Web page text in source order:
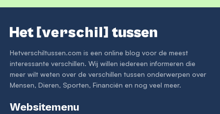
Hetverschiltussen.com is een online blog voor de meest
interessante verschillen. Wij willen iedereen informeren die
meer wilt weten over de verschillen tussen onderwerpen over
Mensen, Dieren, Sporten, Financiën en nog veel meer.
Websitemenu